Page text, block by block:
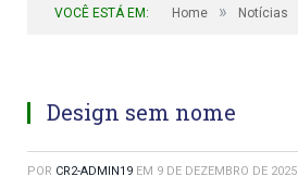
VOCÊ ESTÁ EM: Home » Notícias
Design sem nome
POR CR2-ADMIN19 EM 9 DE DEZEMBRO DE 2025